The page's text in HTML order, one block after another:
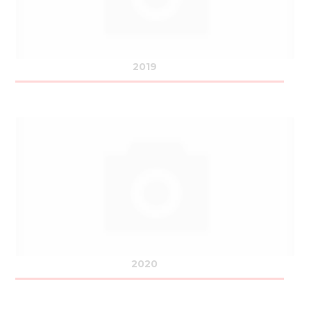
2019
2020